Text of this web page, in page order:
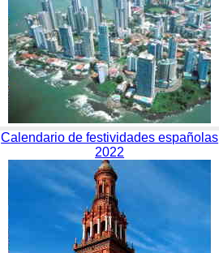
Calendario de festividades españolas
2022